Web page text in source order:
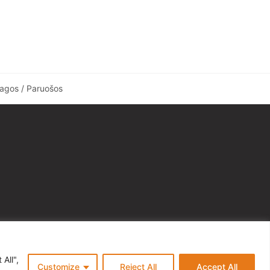
All",
Customize Reject All Accept All
/ Paruošos
© Gempa 2022